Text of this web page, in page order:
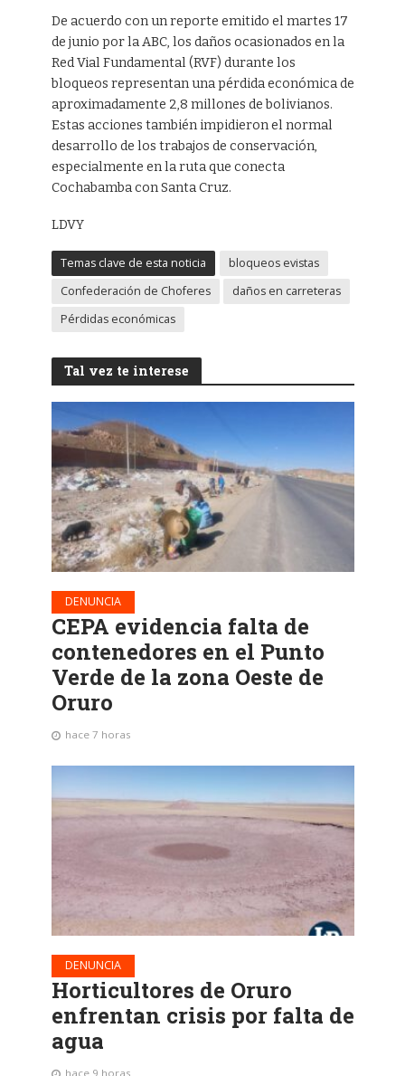
De acuerdo con un reporte emitido el martes 17
de junio por la ABC, los daños ocasionados en la
Red Vial Fundamental (RVF) durante los
bloqueos representan una pérdida económica de
aproximadamente 2,8 millones de bolivianos.
Estas acciones también impidieron el normal
desarrollo de los trabajos de conservación,
especialmente en la ruta que conecta
Cochabamba con Santa Cruz.
LDVY
Temas clave de esta noticia
bloqueos evistas
Confederación de Choferes
daños en carreteras
Pérdidas económicas
Tal vez te interese
DENUNCIA
CEPA evidencia falta de
contenedores en el Punto
Verde de la zona Oeste de
Oruro
hace 7 horas
DENUNCIA
Horticultores de Oruro
enfrentan crisis por falta de
agua
hace 9 horas